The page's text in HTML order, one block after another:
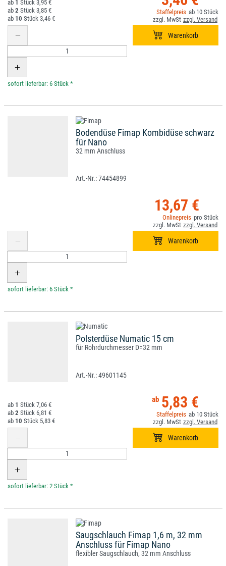
10
1
3,95 €
2
3,85 €
10
3,46 €
*
Bodendüse Fimap Kombidüse schwarz
für Nano
32 mm Anschluss
74454899
13,67 €
*
Polsterdüse Numatic 15 cm
für Rohrdurchmesser D=32 mm
49601145
5,83 €
10
1
7,06 €
2
6,81 €
10
5,83 €
*
Saugschlauch Fimap 1,6 m, 32 mm
Anschluss für Fimap Nano
flexibler Saugschlauch, 32 mm Anschluss